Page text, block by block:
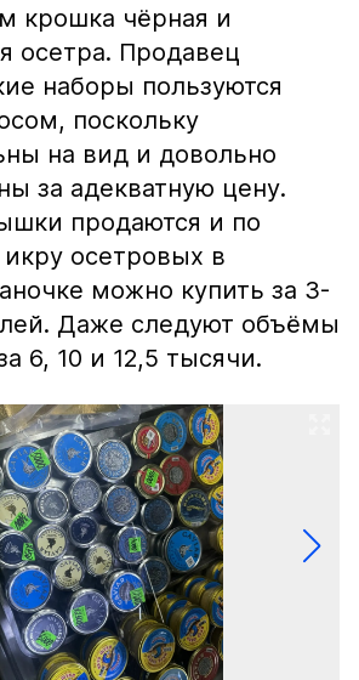
крошка чёрная и
осетра. Продавец
наборы пользуются
поскольку
на вид и довольно
за адекватную цену.
продаются и по
осетровых в
можно купить за 3-
Даже следуют объёмы
6, 10 и 12,5 тысячи.